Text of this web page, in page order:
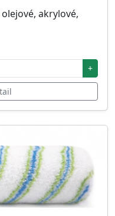
olejové, akrylové,
+